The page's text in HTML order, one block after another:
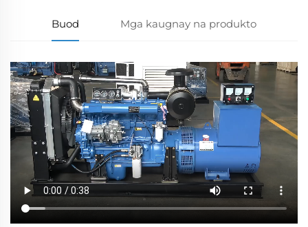
Buod Mga kaugnay na produkto